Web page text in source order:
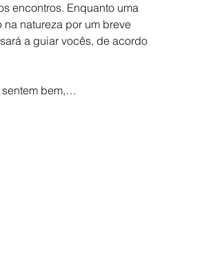
encontros. Enquanto uma
natureza por um breve
a guiar vocês, de acordo
sentem bem,…